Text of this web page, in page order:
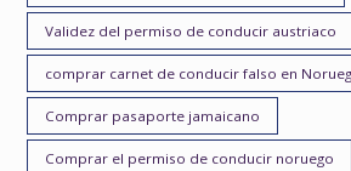
Validez del permiso de conducir austriaco
comprar carnet de conducir falso en
Comprar pasaporte jamaicano
Comprar el permiso de conducir noruego